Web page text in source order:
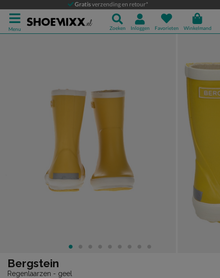
Gratisverzending en retour*
Menu Zoeken Inloggen Favorieten Winkelmand
Bergstein
Regenlaarzen
Bergstein
Regenlaarzen - geel